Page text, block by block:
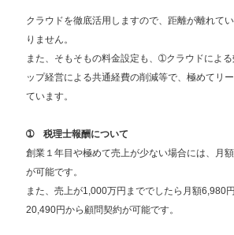
クラウドを徹底活用しますので、距離が離れて
りません。
また、そもそもの料金設定も、➀クラウドによ
ップ経営による共通経費の削減等で、極めてリ
ています。
➀ 税理士報酬について
創業１年目や極めて売上が少ない場合には、月
が可能です。
また、売上が1,000万円まででしたら月額6,980
20,490円から顧問契約が可能です。